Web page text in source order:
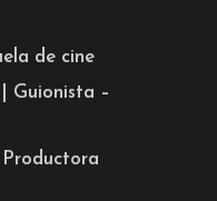
de cine
Guionista –